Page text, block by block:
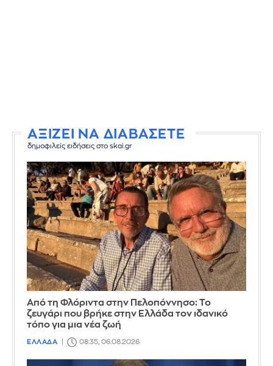
ΑΞΙΖΕΙ ΝΑ ΔΙΑΒΑΣΕΤΕ
δημοφιλείς ειδήσεις στο skai.gr
Από τη Φλόριντα στην Πελοπόννησο: Το
ζευγάρι που βρήκε στην Ελλάδα τον ιδανικό
τόπο για μια νέα ζωή
ΕΛΛΑΔΑ 08:35, 06.08.2026